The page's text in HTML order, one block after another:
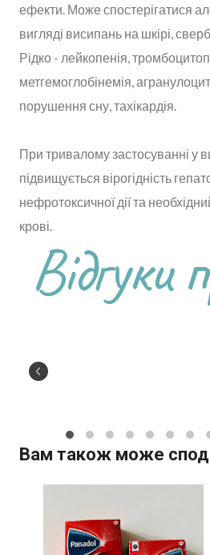
ефекти. Може спостерігатися
вигляді висипань на шкірі,
Рідко - лейкопенія,
метгемоглобінемія,
порушення сну, тахікардія.
При тривалому застосуванні у
підвищується вірогідність
нефротоксичної дії та
крові.
Відгуки
Вам також може